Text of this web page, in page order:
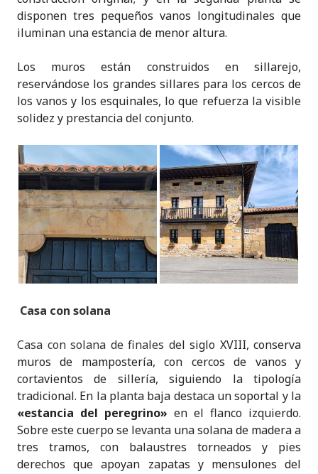
disponen tres pequeños vanos longitudinales que
iluminan una estancia de menor altura.
Los muros están construidos en sillarejo,
reservándose los grandes sillares para los cercos de
los vanos y los esquinales, lo que refuerza la visible
solidez y prestancia del conjunto.
Casa con solana
Casa con solana de finales del siglo XVIII, conserva
muros de mampostería, con cercos de vanos y
cortavientos de sillería, siguiendo la tipología
tradicional. En la planta baja destaca un soportal y la
«estancia del peregrino» en el flanco izquierdo.
Sobre este cuerpo se levanta una solana de madera a
tres tramos, con balaustres torneados y pies
derechos que apoyan zapatas y mensulones del